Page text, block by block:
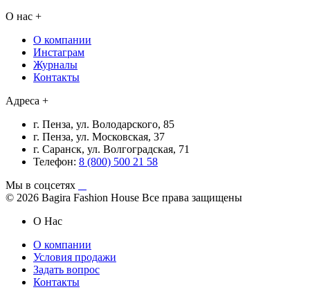
О нас +
О компании
Инстаграм
Журналы
Контакты
Адреса +
г. Пенза, ул. Володарского, 85
г. Пенза, ул. Московская, 37
г. Саранск, ул. Волгоградская, 71
Телефон: 8 (800) 500 21 58
Мы в соцсетях
© 2026 Bagira Fashion House Все права защищены
О Нас
О компании
Условия продажи
Задать вопрос
Контакты